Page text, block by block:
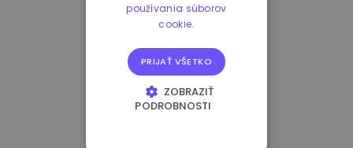
používania súborov
cookie.
PRIJAŤ VŠETKO
ZOBRAZIŤ
PODROBNOSTI